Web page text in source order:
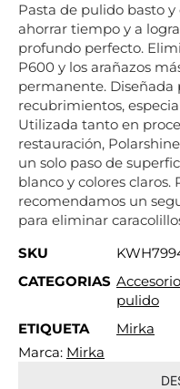
Pasta de pulido basto
ahorrar tiempo y a
profundo perfecto.
P600 y los arañazos
permanente. Diseñada
recubrimientos,
Utilizada tanto en
restauración,
un solo paso de
blanco y colores claros.
recomendamos un
para eliminar
SKU
CATEGORIAS
pulido
ETIQUETA
Mirka
Marca: Mirka